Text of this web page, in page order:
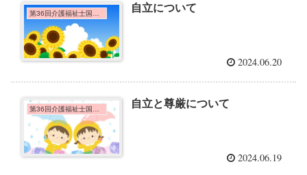
第36回介護福祉士国家試験問題 自立について
2024.06.20
自立と尊厳について
2024.06.19